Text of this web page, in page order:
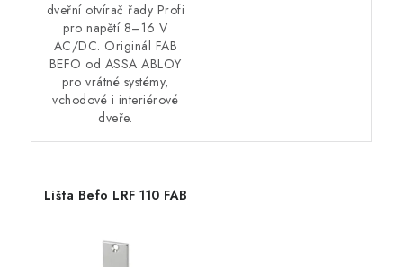
dveřní otvírač řady Profi
pro napětí 8–16 V
AC/DC. Originál FAB
BEFO od ASSA ABLOY
pro vrátné systémy,
vchodové i interiérové
dveře.
Lišta Befo LRF 110 FAB